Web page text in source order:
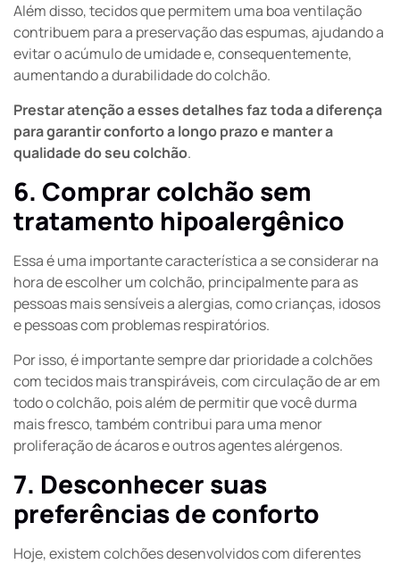
Além disso, tecidos que permitem uma boa ventilação
contribuem para a preservação das espumas, ajudando a
evitar o acúmulo de umidade e, consequentemente,
aumentando a durabilidade do colchão.
Prestar atenção a esses detalhes faz toda a diferença
para garantir conforto a longo prazo e manter a
qualidade do seu colchão.
6. Comprar colchão sem
tratamento hipoalergênico
Essa é uma importante característica a se considerar na
hora de escolher um colchão, principalmente para as
pessoas mais sensíveis a alergias, como crianças, idosos
e pessoas com problemas respiratórios.
Por isso, é importante sempre dar prioridade a colchões
com tecidos mais transpiráveis, com circulação de ar em
todo o colchão, pois além de permitir que você durma
mais fresco, também contribui para uma menor
proliferação de ácaros e outros agentes alérgenos.
7. Desconhecer suas
preferências de conforto
Hoje, existem colchões desenvolvidos com diferentes